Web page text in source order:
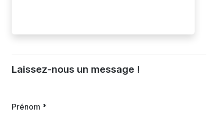
Laissez-nous un message !
Prénom *